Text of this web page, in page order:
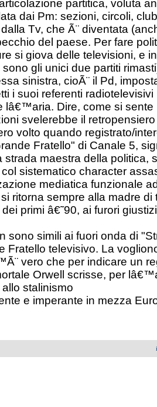
partitica, voluta
dai Pm: sezioni, circoli,
Tv, che Ã¨ diventata
del paese. Per fare
si giova delle televisioni, e
gli unici due partiti
sinistra, cioÃ¨ il Pd,
i suoi referenti
lâ€™aria. Dire, come si sente
svelerebbe il
volto quando registrato/
Fratello" di Canale 5,
strada maestra della politica,
sistematico character
mediatica funzionale
ritorna sempre alla madre di
primi â€˜90, ai furori
sono simili ai fuori onda di
Fratello televisivo. La
vero che per indicare un
Orwell scrisse, per
stalinismo
e imperante in mezza